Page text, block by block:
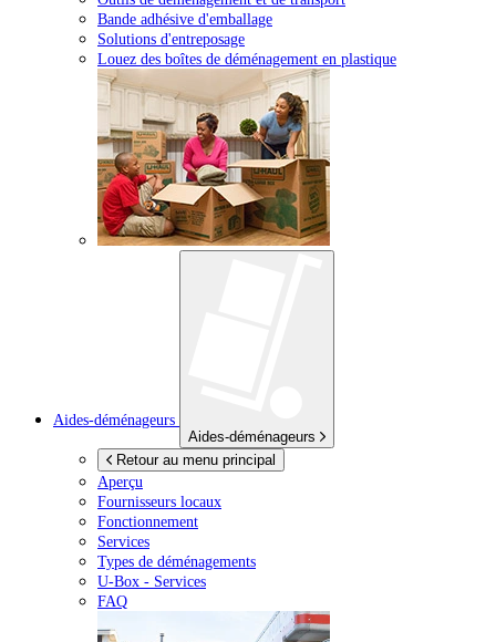
Bande adhésive d'emballage
Solutions d'entreposage
Louez des boîtes de déménagement en plastique
Aides-déménageurs
Aides-déménageurs
Retour au menu principal
Aperçu
Fournisseurs locaux
Fonctionnement
Services
Types de déménagements
U-Box - Services
FAQ